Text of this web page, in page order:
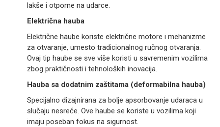
lakše i otporne na udarce.
Električna hauba
Električne haube koriste električne motore i mehanizme
za otvaranje, umesto tradicionalnog ručnog otvaranja.
Ovaj tip haube se sve više koristi u savremenim vozilima
zbog praktičnosti i tehnoloških inovacija.
Hauba sa dodatnim zaštitama (deformabilna hauba)
Specijalno dizajnirana za bolje apsorbovanje udaraca u
slučaju nesreće. Ove haube se koriste u vozilima koji
imaju poseban fokus na sigurnost.